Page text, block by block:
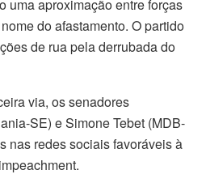
uma aproximação entre forças
do afastamento. O partido
de rua pela derrubada do
via, os senadores
SE) e Simone Tebet (MDB-
nas redes sociais favoráveis à